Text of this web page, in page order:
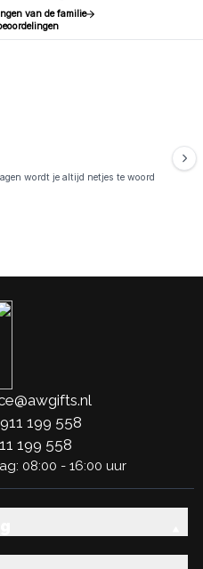
van de familie
wordt je altijd netjes te woord
199 558
199 558
08:00 - 16:00 uur